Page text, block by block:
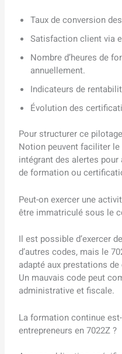
Taux de conversion
Satisfaction client via
Nombre d’heures de
annuellement.
Indicateurs de
Évolution des
Pour structurer ce
Notion peuvent faciliter
intégrant des alertes
de formation ou
Peut-on exercer une
être immatriculé sous le
Il est possible d’exercer
d’autres codes, mais le
adapté aux prestations
Un mauvais code peut
administrative et fiscale.
La formation continue
entrepreneurs en 7022Z ?